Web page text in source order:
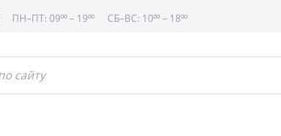
ПН–ПТ: 09⁰⁰ – 19⁰⁰ СБ–ВС: 10⁰⁰ – 18⁰⁰